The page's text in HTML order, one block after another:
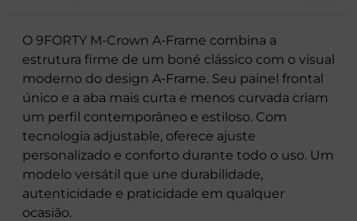
O 9FORTY M-Crown A-Frame combina a
estrutura firme de um boné clássico com o visual
moderno do design A-Frame. Seu painel frontal
único e a aba mais curta e menos curvada criam
um perfil contemporâneo e estiloso. Com
tecnologia adjustable, oferece ajuste
personalizado e conforto durante todo o uso. Um
modelo versátil que une durabilidade,
autenticidade e praticidade em qualquer
ocasião.